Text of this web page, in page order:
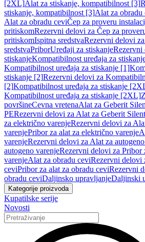
[2XL]Alat za stiskanje, kompatibilnost [3]
stiskanje, kompatibilnost [3]Alat za obradu
Alat za obradu ceviČep za proveru
pritiskomRezervni delovi za Čep za
pritiskomIspitna sredstvaRezervni delovi
sredstvaPriborUređaji za stiskanjeRezervni
stiskanjeKompatibilnost uređaja za
Kompatibilnost uređaja za stiskanje [1]
stiskanje [2]Rezervni delovi za
[2]Kompatibilnost uređaja za stiskanje
Kompatibilnost uređaja za stiskanje [2XL]
površineCevna vretenaAlat za Geberit
PERezervni delovi za Alat za Geberit
za električno varenjeRezervni delovi za
varenjePribor za alat za električno varenje
varenjeRezervni delovi za Alat za
autogeno varenjeRezervni delovi za Pribor
varenjeAlat za obradu ceviRezervni delovi
ceviPribor za alat za obradu ceviRezervni
obradu ceviDaljinsko upravljanjeDaljinski
Kategorije proizvoda
Kupatilske serije
Novosti